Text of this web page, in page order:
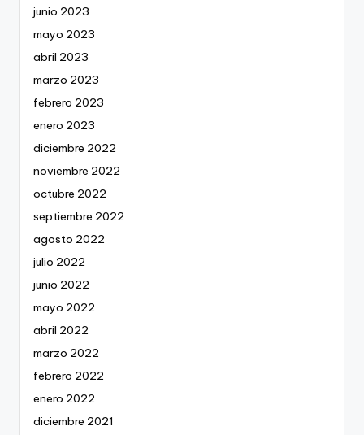
junio 2023
mayo 2023
abril 2023
marzo 2023
febrero 2023
enero 2023
diciembre 2022
noviembre 2022
octubre 2022
septiembre 2022
agosto 2022
julio 2022
junio 2022
mayo 2022
abril 2022
marzo 2022
febrero 2022
enero 2022
diciembre 2021